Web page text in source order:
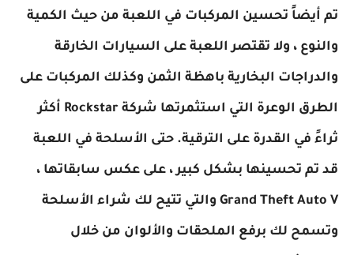
تم أيضاً تحسين المركبات في اللعبة من حيث الكمية
والنوع ، ولا تقتصر اللعبة على السيارات الخارقة
والدراجات البخارية باهظة الثمن وكذلك المركبات على
الطرق الوعرة التي استثمرتها شركة Rockstar أكثر
ثراءً في القدرة على الترقية. حتى الأسلحة في اللعبة
قد تم تحسينها بشكل كبير ، على عكس سابقاتها ،
Grand Theft Auto V والتي تتيح لك شراء الأسلحة
وتسمح لك برفع الملحقات والألوان من خلال